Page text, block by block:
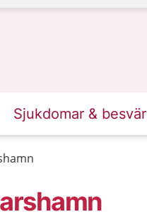
Sjukdomar & besvär